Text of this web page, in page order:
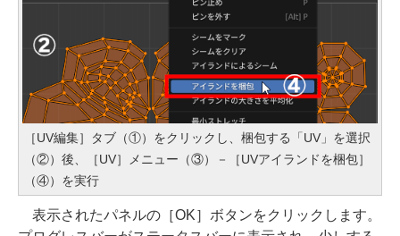
［UV編集］タブ（①）をクリックし、梱包する「UV」を選択
（②）後、［UV］メニュー（③）－［UVアイランドを梱包］
（④）を実行
表示されたパネルの［OK］ボタンをクリックします。